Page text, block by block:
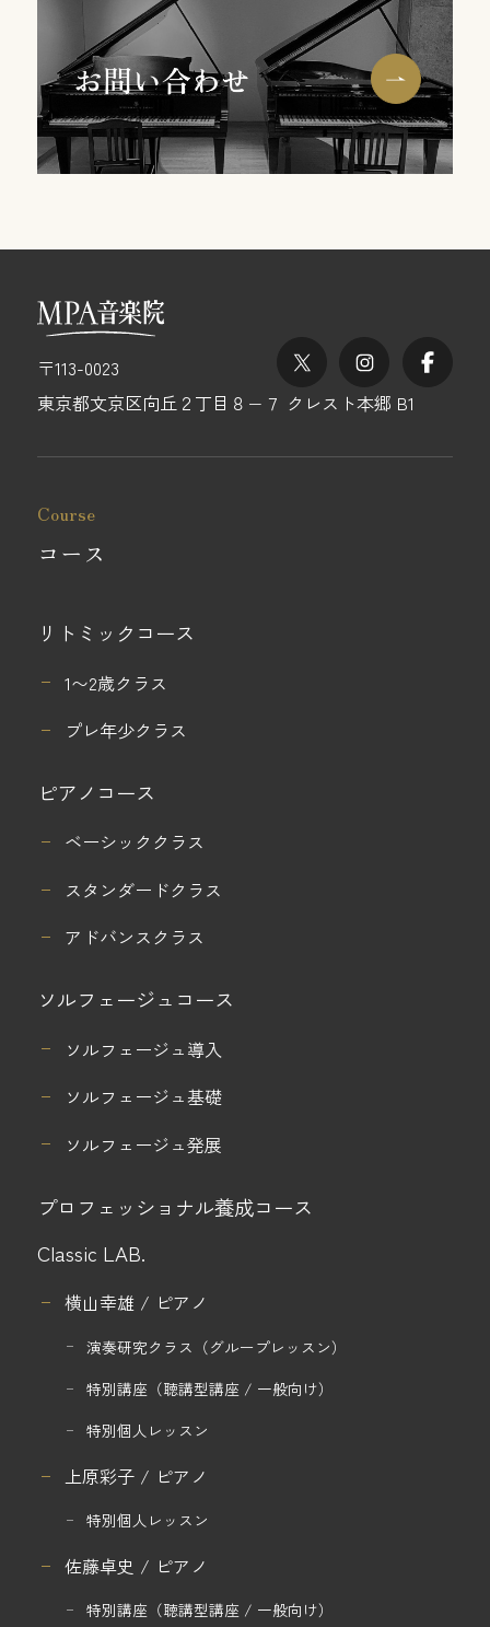
〒113-0023
東京都文京区向丘２丁目８−７ クレスト本郷 B1
Instagram
Course
コース
リトミックコース
1〜2歳クラス
プレ年少クラス
ピアノコース
ベーシッククラス
スタンダードクラス
アドバンスクラス
ソルフェージュコース
ソルフェージュ導入
ソルフェージュ基礎
ソルフェージュ発展
プロフェッショナル養成コース
Classic LAB.
横山幸雄 / ピアノ
演奏研究クラス （グループレッスン）
特別講座 （聴講型講座 / 一般向け）
特別個人レッスン
上原彩子 / ピアノ
特別個人レッスン
佐藤卓史 / ピアノ
特別講座 （聴講型講座 / 一般向け）